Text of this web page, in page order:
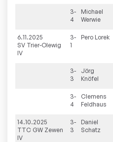
3-
4
Michael
Werwie
6.11.2025
SV Trier-Olewig
IV
3-
1
Pero Lorek
3-
3
Jörg
Knöfel
3-
4
Clemens
Feldhaus
14.10.2025
TTC GW Zewen
IV
3-
3
Daniel
Schatz